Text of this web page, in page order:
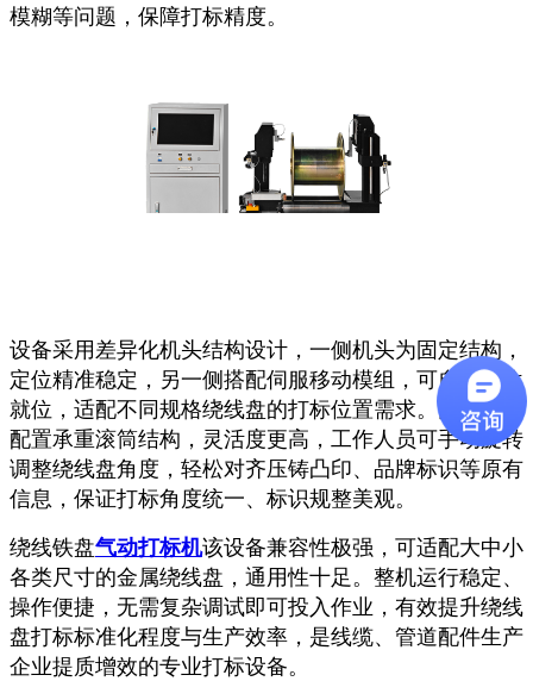
模糊等问题，保障打标精度。
设备采用差异化机头结构设计，一侧机头为固定结构，
定位精准稳定，另一侧搭配伺服移动模组，可自动对位
就位，适配不同规格绕线盘的打标位置需求。同时设备
配置承重滚筒结构，灵活度更高，工作人员可手动旋转
调整绕线盘角度，轻松对齐压铸凸印、品牌标识等原有
信息，保证打标角度统一、标识规整美观。
绕线铁盘气动打标机该设备兼容性极强，可适配大中小
各类尺寸的金属绕线盘，通用性十足。整机运行稳定、
操作便捷，无需复杂调试即可投入作业，有效提升绕线
盘打标标准化程度与生产效率，是线缆、管道配件生产
企业提质增效的专业打标设备。